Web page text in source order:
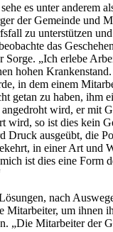
es unter anderem
der Gemeinde und
zu unterstützen
das
Sorge. „Ich erlebe
hohen
in dem einem
getan zu haben, ihm
angedroht wird, er mit
wird, so ist dies kein
Druck ausgeübt, die
in einer Art und
ist dies eine Form
nach
Mitarbeiter, um ihnen
„Die Mitarbeiter der